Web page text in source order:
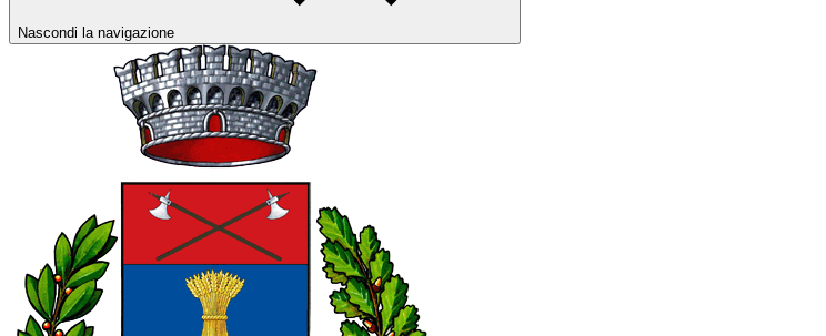
Nascondi la navigazione